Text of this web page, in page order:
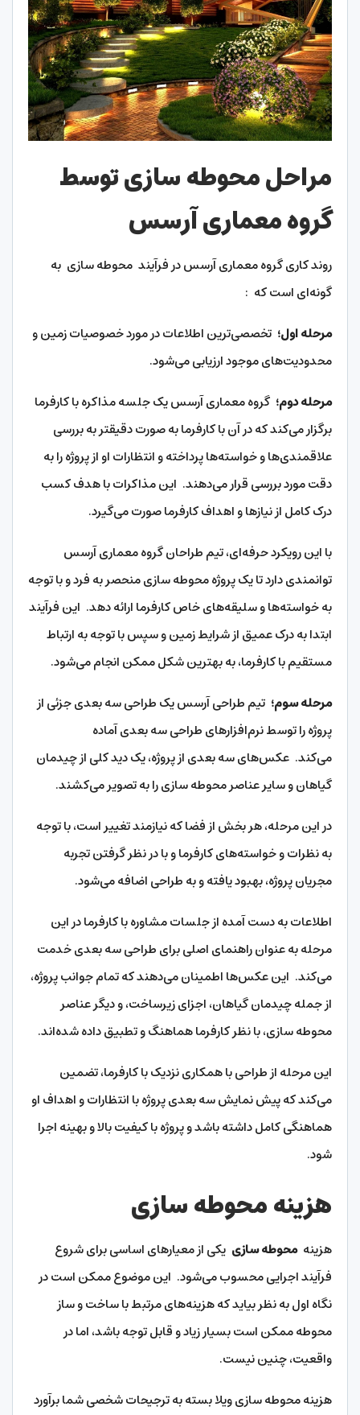
مراحل محوطه سازی توسط
گروه معماری آرسس
روند کاری گروه معماری آرسس در فرآیند محوطه سازی به
گونه‌ای است که :
مرحله اول؛ تخصصی‌ترین اطلاعات در مورد خصوصیات زمین و
محدودیت‌های موجود ارزیابی می‌شود.
مرحله دوم؛ گروه معماری آرسس یک جلسه مذاکره با کارفرما
برگزار می‌کند که در آن با کارفرما به صورت دقیقتر به بررسی
علاقمندی‌ها و خواسته‌ها پرداخته و انتظارات او از پروژه را به
دقت مورد بررسی قرار می‌دهند. این مذاکرات با هدف کسب
درک کامل از نیازها و اهداف کارفرما صورت می‌گیرد.
با این رویکرد حرفه‌ای، تیم طراحان گروه معماری آرسس
توانمندی دارد تا یک پروژه محوطه سازی منحصر به فرد و با توجه
به خواسته‌ها و سلیقه‌های خاص کارفرما ارائه دهد. این فرآیند
ابتدا به درک عمیق از شرایط زمین و سپس با توجه به ارتباط
مستقیم با کارفرما، به بهترین شکل ممکن انجام می‌شود.
مرحله سوم؛ تیم طراحی آرسس یک طراحی سه بعدی جزئی از
پروژه را توسط نرم‌افزارهای طراحی سه بعدی آماده
می‌کند. عکس‌های سه بعدی از پروژه، یک دید کلی از چیدمان
گیاهان و سایر عناصر محوطه سازی را به تصویر می‌کشند.
در این مرحله، هر بخش از فضا که نیازمند تغییر است، با توجه
به نظرات و خواسته‌های کارفرما و با در نظر گرفتن تجربه
مجریان پروژه، بهبود یافته و به طراحی اضافه می‌شود.
اطلاعات به دست آمده از جلسات مشاوره با کارفرما در این
مرحله به عنوان راهنمای اصلی برای طراحی سه بعدی خدمت
می‌کند. این عکس‌ها اطمینان می‌دهند که تمام جوانب پروژه،
از جمله چیدمان گیاهان، اجزای زیرساخت، و دیگر عناصر
محوطه سازی، با نظر کارفرما هماهنگ و تطبیق داده شده‌اند.
این مرحله از طراحی با همکاری نزدیک با کارفرما، تضمین
می‌کند که پیش نمایش سه بعدی پروژه با انتظارات و اهداف او
هماهنگی کامل داشته باشد و پروژه با کیفیت بالا و بهینه اجرا
شود.
هزینه محوطه سازی
هزینهمحوطه سازی یکی از معیارهای اساسی برای شروع
فرآیند اجرایی محسوب می‌شود. این موضوع ممکن است در
نگاه اول به نظر بیاید که هزینه‌های مرتبط با ساخت و ساز
محوطه ممکن است بسیار زیاد و قابل توجه باشد، اما در
واقعیت، چنین نیست.
هزینه محوطه سازی ویلا بسته به ترجیحات شخصی شما برآورد